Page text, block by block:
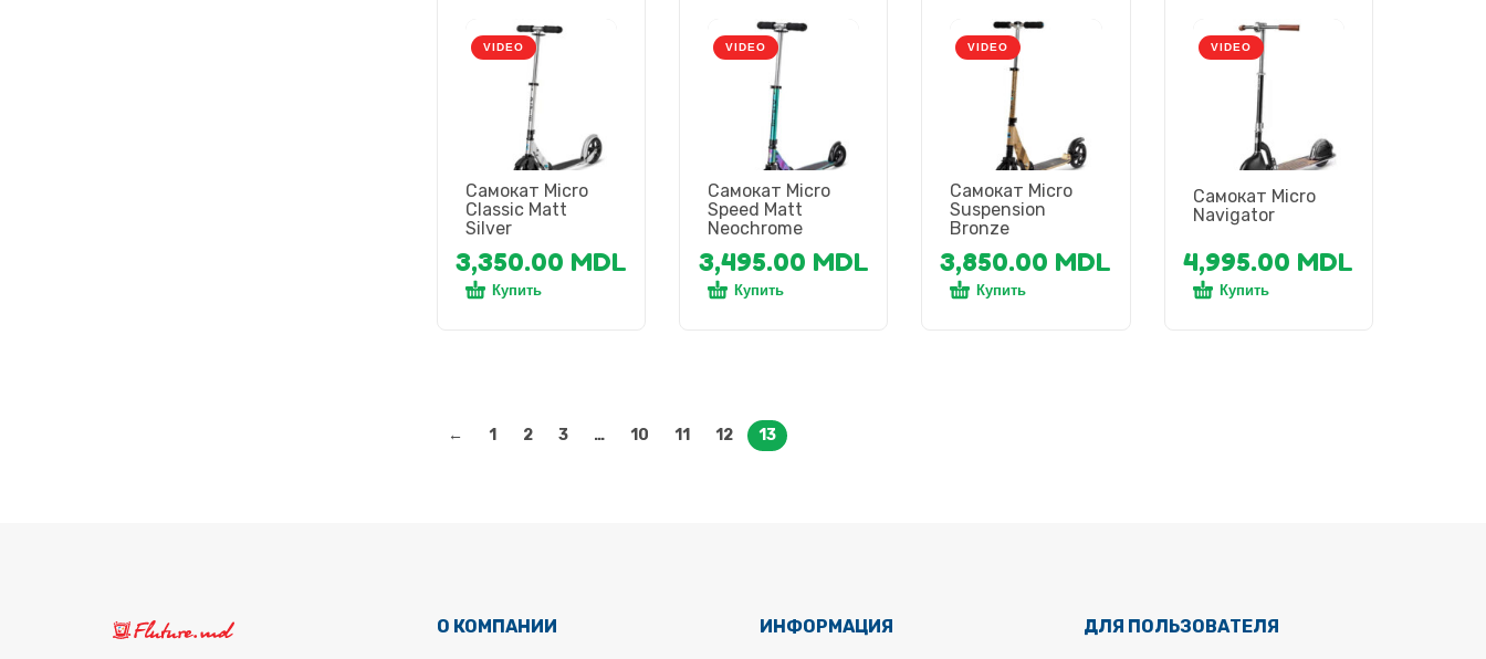
VIDEO
Самокат Micro
Classic Matt
Silver
3,350.00 MDL
Купить
VIDEO
Самокат Micro
Speed Matt
Neochrome
3,495.00 MDL
Купить
VIDEO
Самокат Micro
Suspension
Bronze
3,850.00 MDL
Купить
VIDEO
Самокат Micro
Navigator
4,995.00 MDL
Купить
← 1 2 3 … 10 11 12 13
О КОМПАНИИ ИНФОРМАЦИЯ ДЛЯ ПОЛЬЗОВАТЕЛЯ